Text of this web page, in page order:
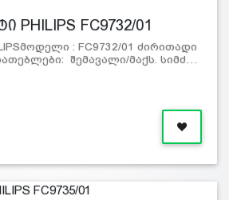
PHILIPS FC9732/01
: FC9732/01 ძირითადი
შემავალი/მაქს. სიმძ…